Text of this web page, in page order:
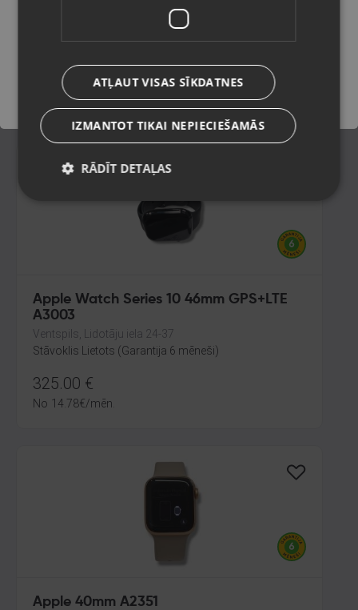
Smiltene, Baznīcas laukums 4
Stāvoklis Lietots (Garantija 6 mēneši)
480.00 €
21.82€/mēn.
Apple Watch Series 10 46mm GPS+LTE
A3003
Ventspils, Lidotāju iela 24-37
Stāvoklis Lietots (Garantija 6 mēneši)
325.00 €
No 14.78€/mēn.
Apple 40mm A2351
Saglabāt
ATĻAUT VISAS SĪKDATNES
IZMANTOT TIKAI NEPIECIEŠAMĀS
RĀDĪT DETAĻAS